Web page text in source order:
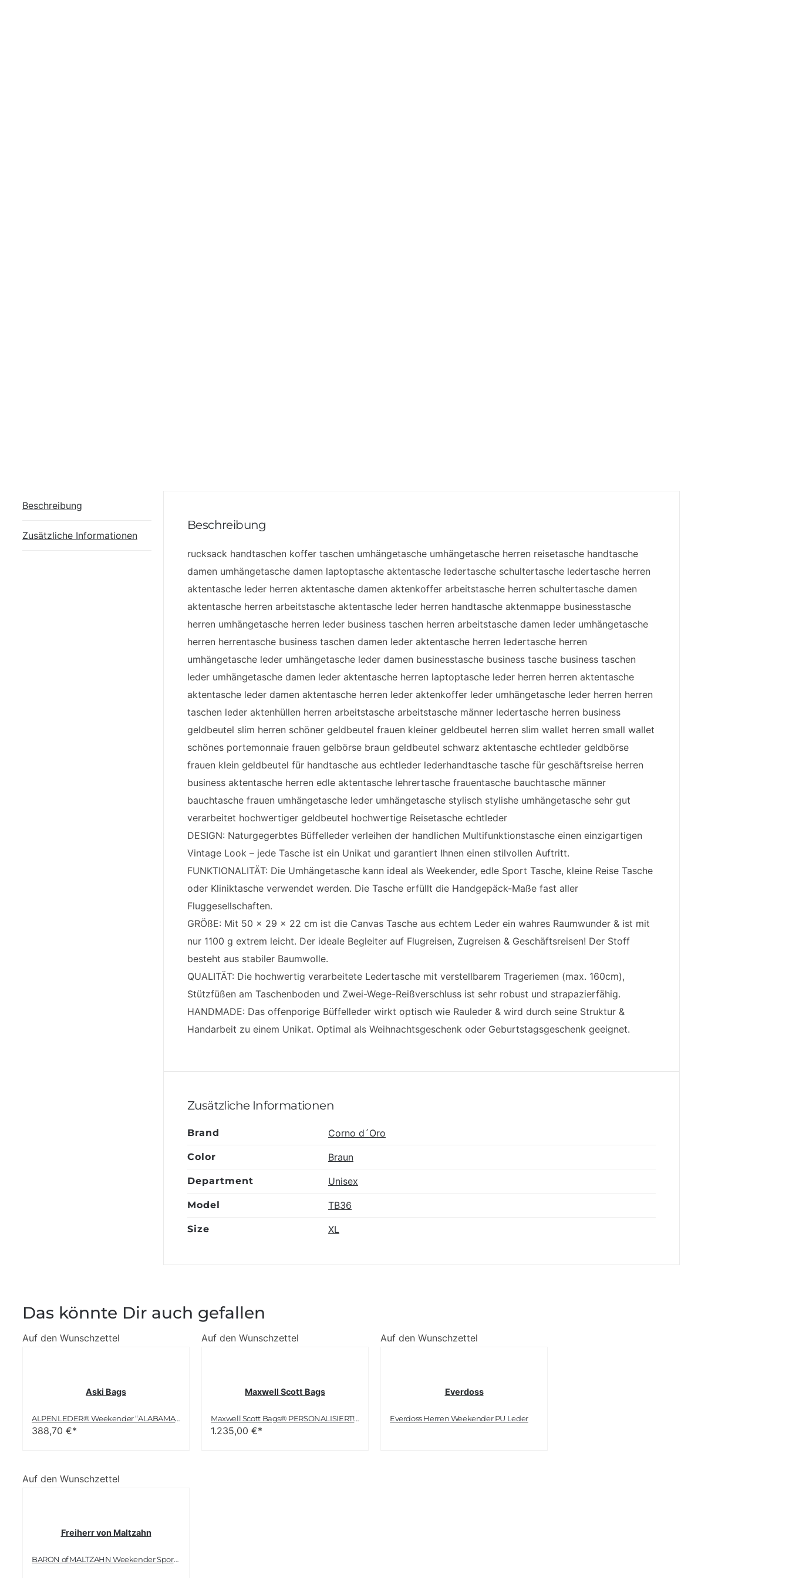
Beschreibung
Zusätzliche Informationen
Beschreibung
rucksack handtaschen koffer taschen umhängetasche umhängetasche herren reisetasche handtasche
damen umhängetasche damen laptoptasche aktentasche ledertasche schultertasche ledertasche herren
aktentasche leder herren aktentasche damen aktenkoffer arbeitstasche herren schultertasche damen
aktentasche herren arbeitstasche aktentasche leder herren handtasche aktenmappe businesstasche
herren umhängetasche herren leder business taschen herren arbeitstasche damen leder umhängetasche
herren herrentasche business taschen damen leder aktentasche herren ledertasche herren
umhängetasche leder umhängetasche leder damen businesstasche business tasche business taschen
leder umhängetasche damen leder aktentasche herren laptoptasche leder herren herren aktentasche
aktentasche leder damen aktentasche herren leder aktenkoffer leder umhängetasche leder herren herren
taschen leder aktenhüllen herren arbeitstasche arbeitstasche männer ledertasche herren business
geldbeutel slim herren schöner geldbeutel frauen kleiner geldbeutel herren slim wallet herren small wallet
schönes portemonnaie frauen gelbörse braun geldbeutel schwarz aktentasche echtleder geldbörse
frauen klein geldbeutel für handtasche aus echtleder lederhandtasche tasche für geschäftsreise herren
business aktentasche herren edle aktentasche lehrertasche frauentasche bauchtasche männer
bauchtasche frauen umhängetasche leder umhängetasche stylisch stylishe umhängetasche sehr gut
verarbeitet hochwertiger geldbeutel hochwertige Reisetasche echtleder
DESIGN: Naturgegerbtes Büffelleder verleihen der handlichen Multifunktionstasche einen einzigartigen
Vintage Look – jede Tasche ist ein Unikat und garantiert Ihnen einen stilvollen Auftritt.
FUNKTIONALITÄT: Die Umhängetasche kann ideal als Weekender, edle Sport Tasche, kleine Reise Tasche
oder Kliniktasche verwendet werden. Die Tasche erfüllt die Handgepäck-Maße fast aller
Fluggesellschaften.
GRÖßE: Mit 50 x 29 x 22 cm ist die Canvas Tasche aus echtem Leder ein wahres Raumwunder & ist mit
nur 1100 g extrem leicht. Der ideale Begleiter auf Flugreisen, Zugreisen & Geschäftsreisen! Der Stoff
besteht aus stabiler Baumwolle.
QUALITÄT: Die hochwertig verarbeitete Ledertasche mit verstellbarem Trageriemen (max. 160cm),
Stützfüßen am Taschenboden und Zwei-Wege-Reißverschluss ist sehr robust und strapazierfähig.
HANDMADE: Das offenporige Büffelleder wirkt optisch wie Rauleder & wird durch seine Struktur &
Handarbeit zu einem Unikat. Optimal als Weihnachtsgeschenk oder Geburtstagsgeschenk geeignet.
Zusätzliche Informationen
Brand Corno d´Oro
Color Braun
Department Unisex
Model TB36
Size XL
Das könnte Dir auch gefallen
Auf den Wunschzettel
Aski Bags
ALPENLEDER® Weekender “ALABAMA” | Echtes Büffel-Leder | Handgefertigte Reisetasche für Herren und Damen in Braun XL
388,70 €*
Auf den Wunschzettel
Maxwell Scott Bags
Maxwell Scott Bags® PERSONALISIERT! Luxus Ledertasche in Handgepäckgröße in schwarz (Farini)
1.235,00 €*
Auf den Wunschzettel
Everdoss
Everdoss Herren Weekender PU Leder
Auf den Wunschzettel
Freiherr von Maltzahn
BARON of MALTZAHN Weekender Sporttasche LONDON